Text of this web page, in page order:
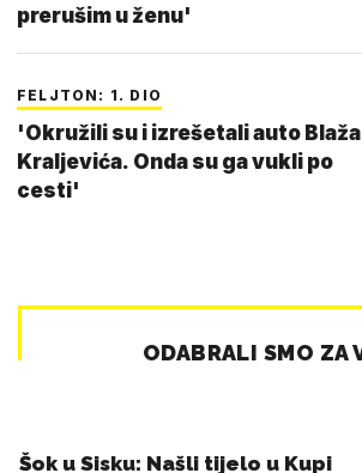
prerušim u ženu'
FELJTON: 1. DIO
'Okružili su i izrešetali auto Blaža
Kraljevića. Onda su ga vukli po
cesti'